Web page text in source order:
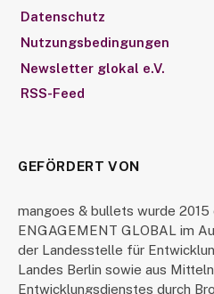
Datenschutz
Nutzungsbedingungen
Newsletter glokal e.V.
RSS-Feed
GEFÖRDERT VON
mangoes & bullets wurde
ENGAGEMENT GLOBAL im
der Landesstelle für
Landes Berlin sowie aus
Entwicklungsdienstes durch